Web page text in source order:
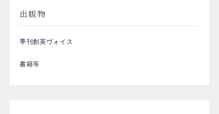
出版物
季刊創英ヴォイス
書籍等